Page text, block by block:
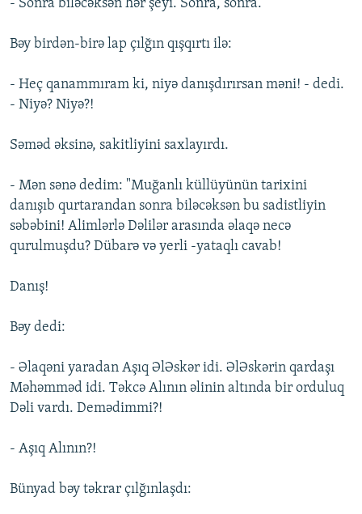
- Sonra biləcəksən hər şeyi. Sonra, sonra.
Bəy birdən-birə lap çılğın qışqırtı ilə:
- Heç qanammıram ki, niyə danışdırırsan məni! - dedi.
- Niyə? Niyə?!
Səməd əksinə, sakitliyini saxlayırdı.
- Mən sənə dedim: "Muğanlı küllüyünün tarixini
danışıb qurtarandan sonra biləcəksən bu sadistliyin
səbəbini! Alimlərlə Dəlilər arasında əlaqə necə
qurulmuşdu? Dübarə və yerli -yataqlı cavab!
Danış!
Bəy dedi:
- Əlaqəni yaradan Aşıq ƏlƏskər idi. ƏlƏskərin qardaşı
Məhəmməd idi. Təkcə Alının əlinin altında bir orduluq
Dəli vardı. Demədimmi?!
- Aşıq Alının?!
Bünyad bəy təkrar çılğınlaşdı: